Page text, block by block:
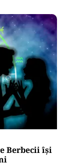
Berbecii își